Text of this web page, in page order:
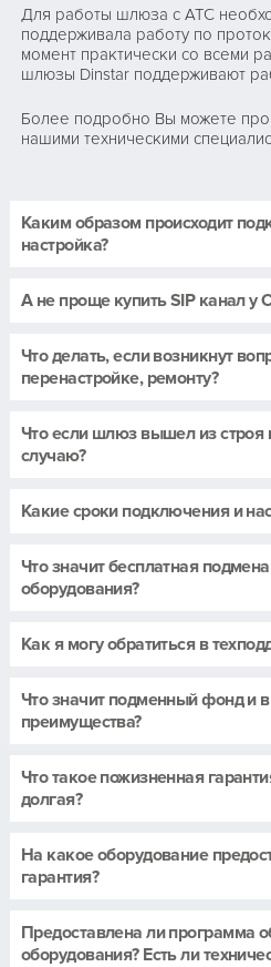
Для работы шлюза с АТС
поддерживала работу по
момент практически со всеми
шлюзы Dinstar поддерживают
Более подробно Вы можете
нашими техническими
Каким образом происходит
настройка?
А не проще купить SIP канал у
Что делать, если возникнут
перенастройке, ремонту?
Что если шлюз вышел из строя
случаю?
Какие сроки подключения и
Что значит бесплатная
оборудования?
Как я могу обратиться в
Что значит подменный фонд и
преимущества?
Что такое пожизненная
долгая?
На какое оборудование
гарантия?
Предоставлена ли программа
оборудования? Есть ли